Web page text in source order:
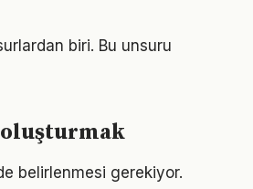
biri. Bu unsuru
belirlenmesi gerekiyor.